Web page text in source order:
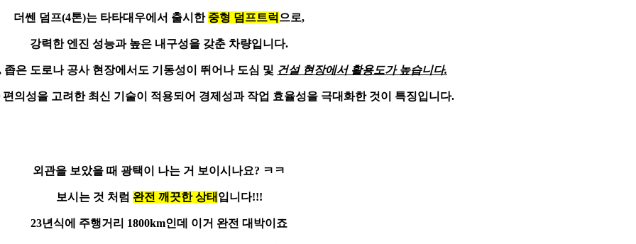
더쎈 덤프(4톤)는 타타대우에서 출시한 중형 덤프트럭 으로,
강력한 엔진 성능과 높은 내구성을 갖춘 차량입니다.
좁은 도로나 공사 현장에서도 기동성이 뛰어나 도심 및 건설 현장에서 활용도가 높습니다.
의성을 고려한 최신 기술이 적용되어 경제성과 작업 효율성을 극대화한 것이 특징입니다.
외관을 보았을 때 광택이 나는 거 보이시나요? ㅋㅋ
보시는 것 처럼 완전 깨끗한 상태 입니다!!!
23년식에 주행거리 1800km인데 이거 완전 대박이죠